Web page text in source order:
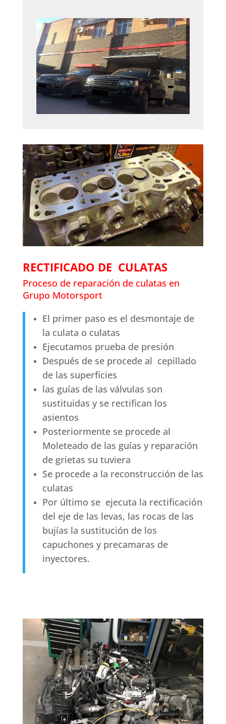
RECTIFICADO DE CULATAS
Proceso de reparación de culatas en
Grupo Motorsport
El primer paso es el desmontaje de
la culata o culatas
Ejecutamos prueba de presión
Después de se procede al cepillado
de las superficies
las guías de las válvulas son
sustituidas y se rectifican los
asientos
Posteriormente se procede al
Moleteado de las guías y reparación
de grietas su tuviera
Se procede a la reconstrucción de las
culatas
Por último se ejecuta la rectificación
del eje de las levas, las rocas de las
bujías la sustitución de los
capuchones y precamaras de
inyectores.